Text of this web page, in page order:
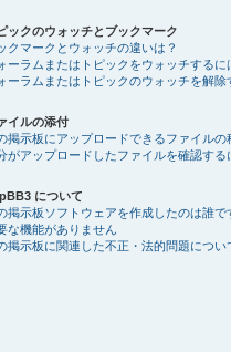
ックのウォッチとブックマーク
クマークとウォッチの違いは？
ーラムまたはトピックをウォッチするに
ーラムまたはトピックのウォッチを解除
イルの添付
掲示板にアップロードできるファイルの
がアップロードしたファイルを確認する
について
掲示板ソフトウェアを作成したのは誰で
な機能がありません
掲示板に関連した不正・法的問題につ